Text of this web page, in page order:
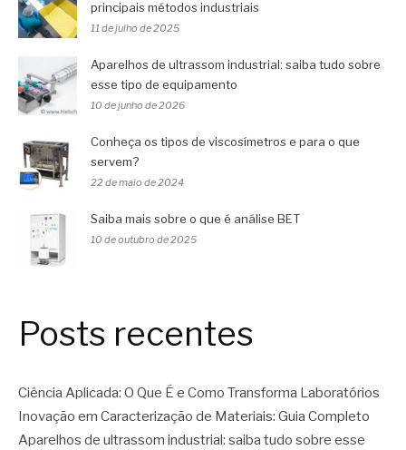
principais métodos industriais
11 de julho de 2025
Aparelhos de ultrassom industrial: saiba tudo sobre
esse tipo de equipamento
10 de junho de 2026
Conheça os tipos de viscosímetros e para o que
servem?
22 de maio de 2024
Saiba mais sobre o que é análise BET
10 de outubro de 2025
Posts recentes
Ciência Aplicada: O Que É e Como Transforma Laboratórios
Inovação em Caracterização de Materiais: Guia Completo
Aparelhos de ultrassom industrial: saiba tudo sobre esse